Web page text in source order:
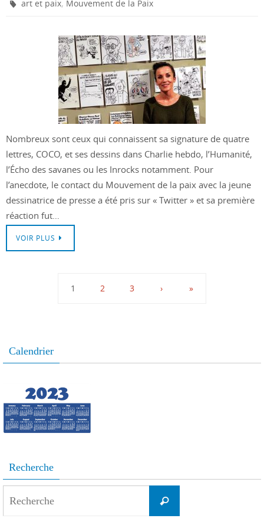
art et paix, Mouvement de la Paix
Nombreux sont ceux qui connaissent sa signature de quatre
lettres, COCO, et ses dessins dans Charlie hebdo, l’Humanité,
l’Écho des savanes ou les Inrocks notamment. Pour
l’anecdote, le contact du Mouvement de la paix avec la jeune
dessinatrice de presse a été pris sur « Twitter » et sa première
réaction fut…
VOIR PLUS
1 2 3 › »
Calendrier
Recherche
Recherche